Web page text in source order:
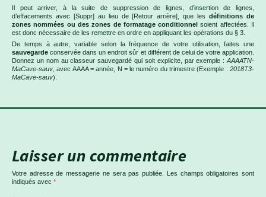
Il peut arriver, à la suite de suppression de lignes, d’insertion de lignes,
d’effacements avec [Suppr] au lieu de [Retour arrière], que lesdéfinitions de
zones nommées ou des zones de formatage conditionnel soient affectées. Il
est donc nécessaire de les remettre en ordre en appliquant les opérations du § 3.
De temps à autre, variable selon la fréquence de votre utilisation, faites une
sauvegarde conservée dans un endroit sûr et différent de celui de votre application.
Donnez un nom au classeur sauvegardé qui soit explicite, par exemple : AAAATN-
MaCave-sauv , avec AAAA = année, N = le numéro du trimestre (Exemple : 2018T3-
MaCave-sauv).
Laisser un commentaire
Votre adresse de messagerie ne sera pas publiée.
Les champs obligatoires sont
indiqués avec *